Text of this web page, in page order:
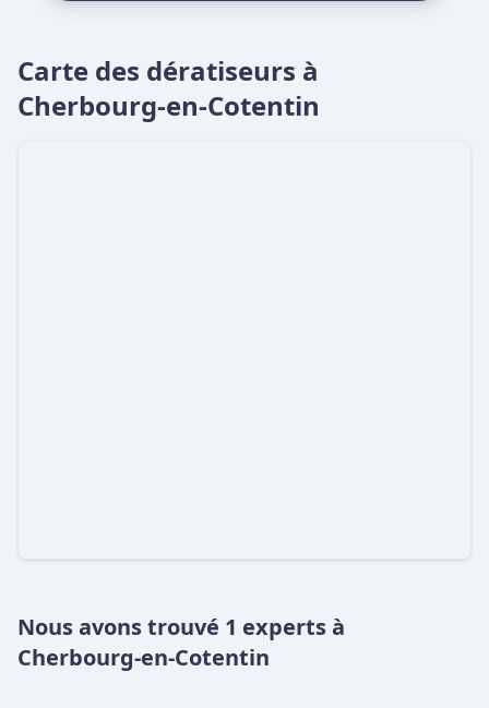
Carte des dératiseurs à
Cherbourg-en-Cotentin
Nous avons trouvé 1 experts à
Cherbourg-en-Cotentin